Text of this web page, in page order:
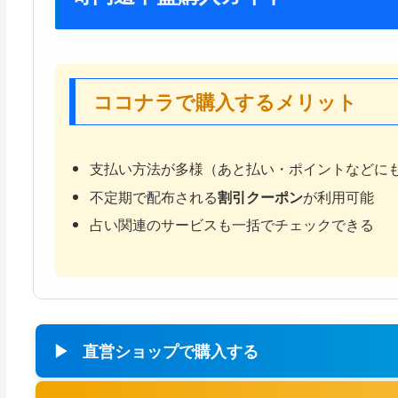
ココナラで購入するメリット
支払い方法が多様（あと払い・ポイントなどに
不定期で配布される割引クーポンが利用可能
占い関連のサービスも一括でチェックできる
直営ショップで購入する